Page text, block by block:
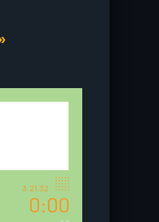
0:00
3:21:32